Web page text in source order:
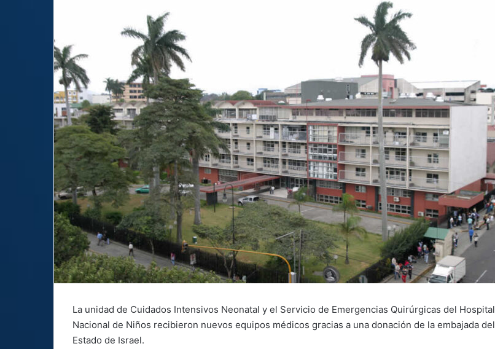
La unidad de Cuidados Intensivos Neonatal y el Servicio de Emergencias Quirúrgicas del Hospital
Nacional de Niños recibieron nuevos equipos médicos gracias a una donación de la embajada del
Estado de Israel.